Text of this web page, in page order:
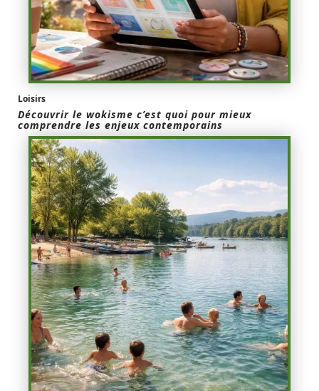
Loisirs
Découvrir le wokisme c’est quoi pour mieux
comprendre les enjeux contemporains